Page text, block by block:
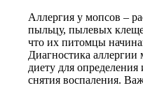
Аллергия у мопсов –
пыльцу, пылевых
что их питомцы
Диагностика
диету для
снятия воспаления.